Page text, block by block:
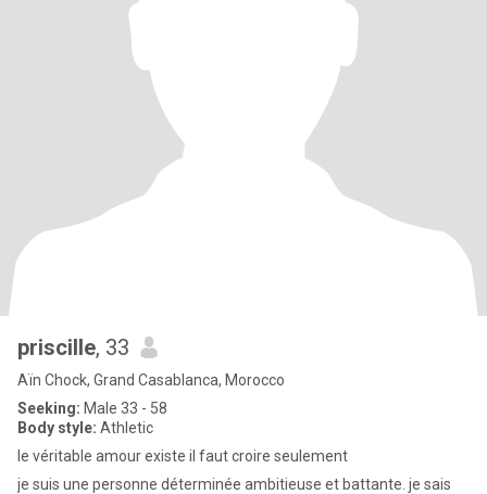
priscille, 33
Aïn Chock, Grand Casablanca, Morocco
Seeking: Male 33 - 58
Body style: Athletic
le véritable amour existe il faut croire seulement
je suis une personne déterminée ambitieuse et battante. je sais